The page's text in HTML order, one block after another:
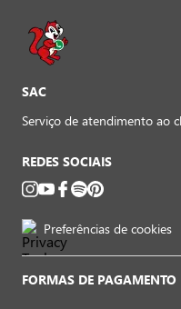
SAC
Serviço de atendimento ao
REDES SOCIAIS
Preferências de cookies
FORMAS DE PAGAMENTO